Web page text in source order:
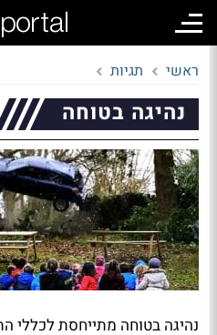
ראשי תגיות
נהיגה בטוחה
נהיגה בטוחה מתייחסת לכללי